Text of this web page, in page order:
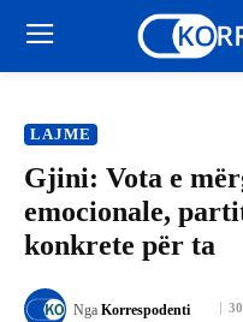
LAJME
Gjini: Vota e
emocionale,
konkrete për ta
Nga Korrespodenti